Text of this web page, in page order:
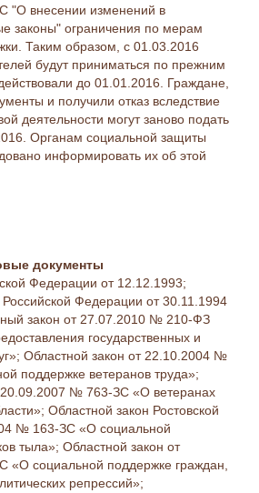
"О внесении изменений в
законы" ограничения по мерам
Таким образом, с 01.03.2016
будут приниматься по прежним
до 01.01.2016. Граждане,
и получили отказ вследствие
деятельности могут заново подать
Органам социальной защиты
информировать их об этой
документы
Федерации от 12.12.1993;
Российской Федерации от 30.11.1994
закон от 27.07.2010 № 210-ФЗ
государственных и
Областной закон от 22.10.2004 №
поддержке ветеранов труда»;
20.09.2007 № 763-ЗС «О ветеранах
Областной закон Ростовской
№ 163-ЗС «О социальной
тыла»; Областной закон от
социальной поддержке граждан,
репрессий»;